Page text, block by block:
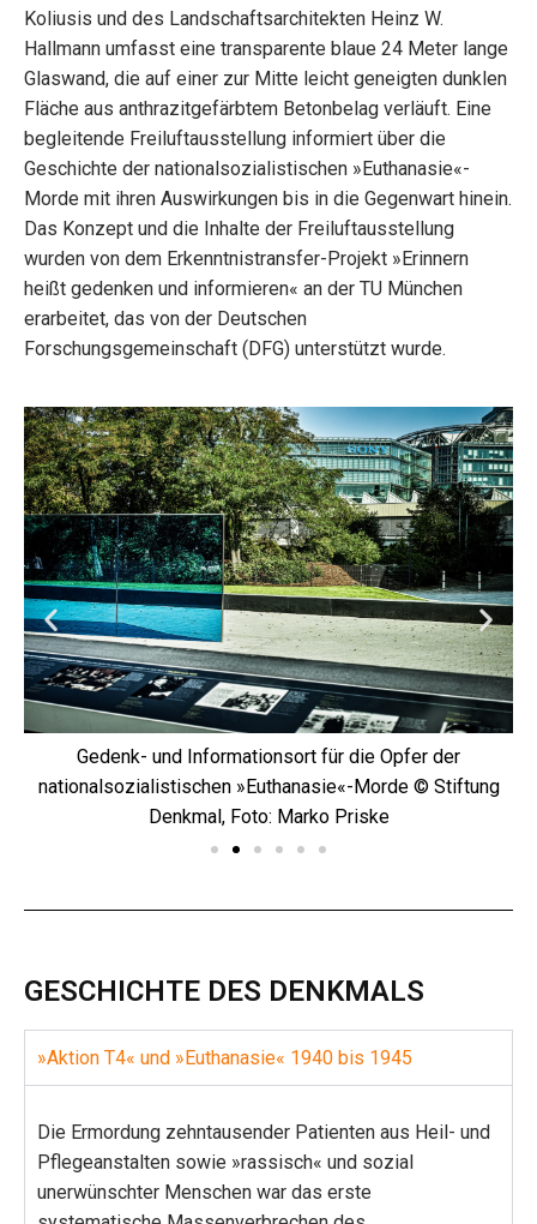
Koliusis und des Landschaftsarchitekten Heinz W.
Hallmann umfasst eine transparente blaue 24 Meter lange
Glaswand, die auf einer zur Mitte leicht geneigten dunklen
Fläche aus anthrazitgefärbtem Betonbelag verläuft. Eine
begleitende Freiluftausstellung informiert über die
Geschichte der nationalsozialistischen »Euthanasie«-
Morde mit ihren Auswirkungen bis in die Gegenwart hinein.
Das Konzept und die Inhalte der Freiluftausstellung
wurden von dem Erkenntnistransfer-Projekt »Erinnern
heißt gedenken und informieren« an der TU München
erarbeitet, das von der Deutschen
Forschungsgemeinschaft (DFG) unterstützt wurde.
Gedenk- und Informationsort für die Opfer der
nationalsozialistischen »Euthanasie«-Morde © Stiftung
Denkmal, Foto: Marko Priske
GESCHICHTE DES DENKMALS
»Aktion T4« und »Euthanasie« 1940 bis 1945
Die Ermordung zehntausender Patienten aus Heil- und
Pflegeanstalten sowie »rassisch« und sozial
unerwünschter Menschen war das erste